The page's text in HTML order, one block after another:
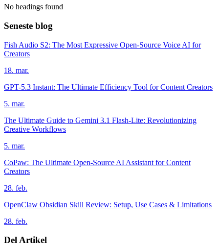
No headings found
Seneste blog
Fish Audio S2: The Most Expressive Open-Source Voice AI for
Creators
18. mar.
GPT-5.3 Instant: The Ultimate Efficiency Tool for Content Creators
5. mar.
The Ultimate Guide to Gemini 3.1 Flash-Lite: Revolutionizing
Creative Workflows
5. mar.
CoPaw: The Ultimate Open-Source AI Assistant for Content
Creators
28. feb.
OpenClaw Obsidian Skill Review: Setup, Use Cases & Limitations
28. feb.
Del Artikel